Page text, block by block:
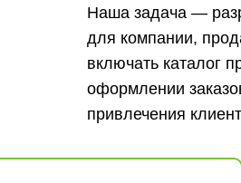
Наша задача —
для компании,
включать каталог
оформлении
привлечения